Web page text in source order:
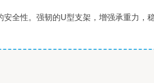
全性。强韧的U型支架，增强承重力，